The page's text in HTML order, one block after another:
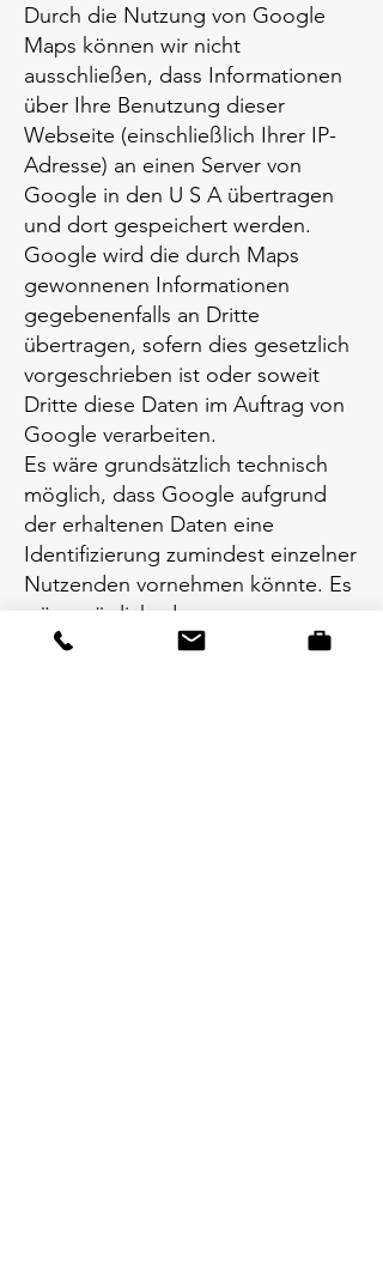
Durch die Nutzung von Google
Maps können wir nicht
ausschließen, dass Informationen
über Ihre Benutzung dieser
Webseite (einschließlich Ihrer IP-
Adresse) an einen Server von
Google in den U S A übertragen
und dort gespeichert werden.
Google wird die durch Maps
gewonnenen Informationen
gegebenenfalls an Dritte
übertragen, sofern dies gesetzlich
vorgeschrieben ist oder soweit
Dritte diese Daten im Auftrag von
Google verarbeiten.
Es wäre grundsätzlich technisch
möglich, dass Google aufgrund
der erhaltenen Daten eine
Identifizierung zumindest einzelner
Nutzenden vornehmen könnte. Es
wäre möglich, dass
personenbezogene Daten und